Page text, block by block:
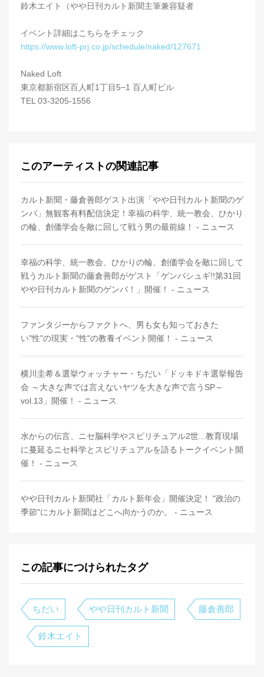
鈴木エイト（やや日刊カルト新聞主筆兼容疑者
イベント詳細はこちらをチェック
https://www.loft-prj.co.jp/schedule/naked/127671
Naked Loft
東京都新宿区百人町1丁目5−1 百人町ビル
TEL 03-3205-1556
このアーティストの関連記事
カルト新聞・藤倉善郎ゲスト出演「やや日刊カルト新聞のゲ
ンバ」無観客有料配信決定！幸福の科学、統一教会、ひかり
の輪、創価学会を敵に回して戦う男の最前線！ - ニュース
幸福の科学、統一教会、ひかりの輪、創価学会を敵に回して
戦うカルト新聞の藤倉善郎がゲスト「ゲンバシュギ!!第31回
やや日刊カルト新聞のゲンバ！」開催！ - ニュース
ファンタジーからファクトへ、男も女も知っておきた
い"性"の現実・"性"の教養イベント開催！ - ニュース
横川圭希＆選挙ウォッチャー・ちだい「ドッキドキ選挙報告
会 ～大きな声では言えないヤツを大きな声で言うSP～
vol.13」開催！ - ニュース
水からの伝言、ニセ脳科学やスピリチュアル2世...教育現場
に蔓延るニセ科学とスピリチュアルを語るトークイベント開
催！ - ニュース
やや日刊カルト新聞社「カルト新年会」開催決定！ "政治の
季節"にカルト新聞はどこへ向かうのか。 - ニュース
この記事につけられたタグ
ちだい やや日刊カルト新聞 藤倉善郎
鈴木エイト